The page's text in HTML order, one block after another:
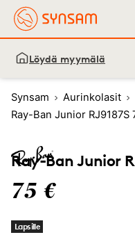
Löydä myymälä
Synsam Aurinkolasit
Ray-Ban Junior RJ9187S
Ray-Ban Junior
75 €
Lapsille